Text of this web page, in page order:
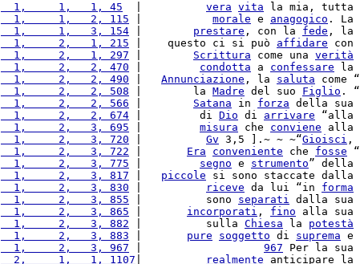
  1,     1,   1, 45
vera vita la mia, tutta
  1,     1,   2, 115
morale e anagogico . La
  1,     1,   3, 154
prestare , con la fede , la
  1,     2,   1, 215
|    questo ci si può affidare con
  1,     2,   1, 297
Scrittura come una verità
  1,     2,   2, 470
condotta a confessare la
  1,     2,   2, 490
Annunciazione , la saluta come “
  1,     2,   2, 508
|        la Madre del suo Figlio . “
  1,     2,   2, 566
Satana in forza della sua
  1,     2,   2, 674
|         di Dio di arrivare “alla
  1,     2,   3, 695
misura che conviene alla
  1,     2,   3, 720
Gv 3,5 ].~ ~ ~“Gioisci ,
  1,     2,   3, 722
Era conveniente che fosse “
  1,     2,   3, 775
segno e strumento” della
  1,     2,   3, 817
piccole si sono staccate dalla
  1,     2,   3, 830
riceve da lui “in forma
  1,     2,   3, 855
|          sono separati dalla sua
  1,     2,   3, 865
incorporati , fino alla sua
  1,     2,   3, 882
|          sulla Chiesa la potestà
  1,     2,   3, 883
pure soggetto di suprema e
  1,     2,   3, 967
967 Per la sua
  2,     1,   1, 1107
realmente anticipare la